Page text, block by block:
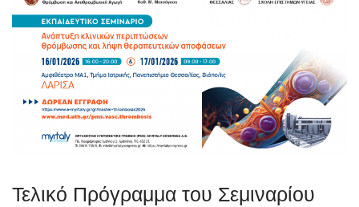
Τελικό Πρόγραμμα του Σεμιναρίου